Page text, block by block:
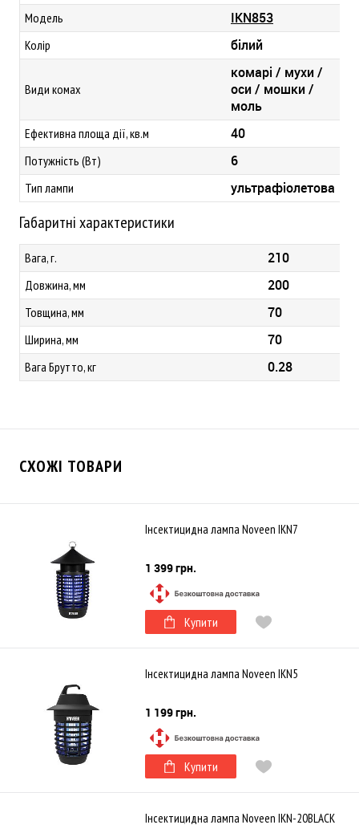
Модель IKN853
Колір білий
Види комах
комарі / мухи /
оси / мошки /
моль
Ефективна площа дії, кв.м 40
Потужність (Вт) 6
Тип лампи ультрафіолетова
Габаритні характеристики
Вага, г. 210
Довжина, мм 200
Товщина, мм 70
Ширина, мм 70
Вага Брутто, кг 0.28
СХОЖІ ТОВАРИ
Інсектицидна лампа Noveen IKN7
1 399 грн.
Купити
Інсектицидна лампа Noveen IKN5
1 199 грн.
Купити
Інсектицидна лампа Noveen IKN-20BLACK